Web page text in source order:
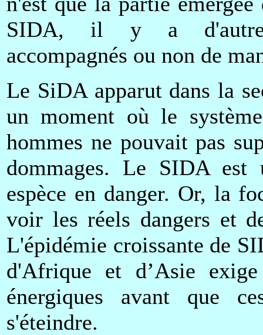
SIDA, il y a d'autres
accompagnés ou non de
Le SiDA apparut dans la
un moment où le
hommes ne pouvait pas
dommages. Le SIDA est
espèce en danger. Or, la
voir les réels dangers et
L'épidémie croissante de
d'Afrique et d’Asie
énergiques avant que
s'éteindre.